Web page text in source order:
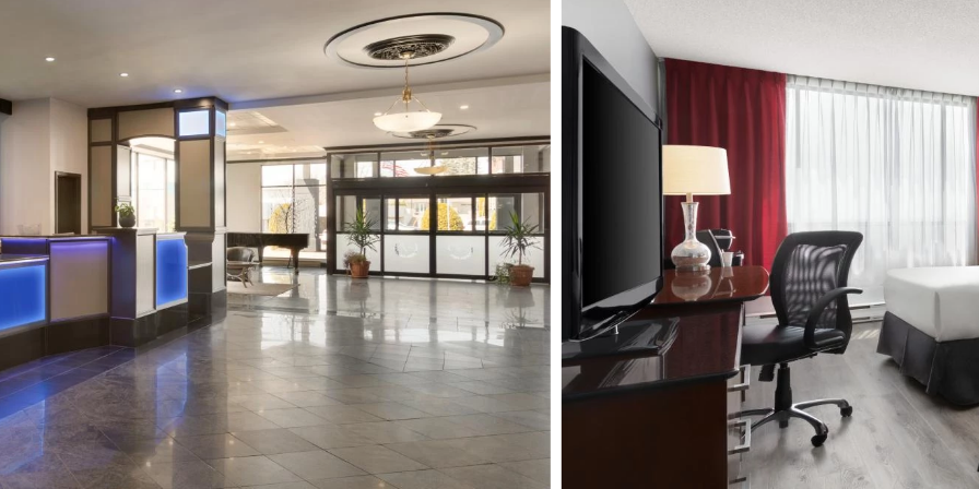
Événements sportifs
Écoresponsabilité
événementielle
Services et outils
Dernières nouvelles